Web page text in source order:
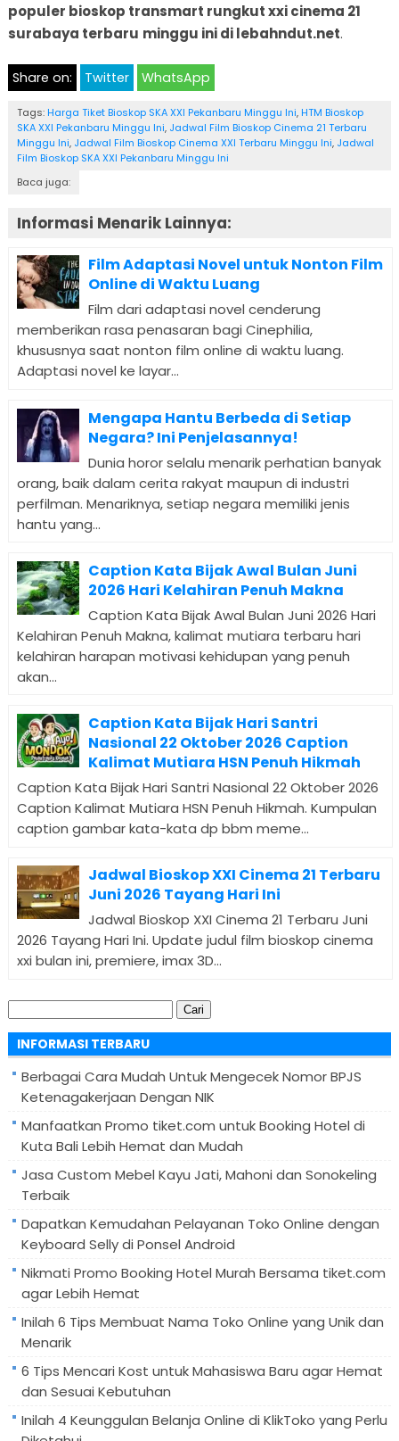
populer bioskop transmart rungkut xxi cinema 21
surabaya terbaru minggu ini di lebahndut.net.
Share on: Twitter WhatsApp
Tags: Harga Tiket Bioskop SKA XXI Pekanbaru Minggu Ini, HTM Bioskop
SKA XXI Pekanbaru Minggu Ini, Jadwal Film Bioskop Cinema 21 Terbaru
Minggu Ini, Jadwal Film Bioskop Cinema XXI Terbaru Minggu Ini, Jadwal
Film Bioskop SKA XXI Pekanbaru Minggu Ini
Baca juga:
Informasi Menarik Lainnya:
Film Adaptasi Novel untuk Nonton Film
Online di Waktu Luang
Film dari adaptasi novel cenderung
memberikan rasa penasaran bagi Cinephilia,
khususnya saat nonton film online di waktu luang.
Adaptasi novel ke layar...
Mengapa Hantu Berbeda di Setiap
Negara? Ini Penjelasannya!
Dunia horor selalu menarik perhatian banyak
orang, baik dalam cerita rakyat maupun di industri
perfilman. Menariknya, setiap negara memiliki jenis
hantu yang...
Caption Kata Bijak Awal Bulan Juni
2026 Hari Kelahiran Penuh Makna
Caption Kata Bijak Awal Bulan Juni 2026 Hari
Kelahiran Penuh Makna, kalimat mutiara terbaru hari
kelahiran harapan motivasi kehidupan yang penuh
akan...
Caption Kata Bijak Hari Santri
Nasional 22 Oktober 2026 Caption
Kalimat Mutiara HSN Penuh Hikmah
Caption Kata Bijak Hari Santri Nasional 22 Oktober 2026
Caption Kalimat Mutiara HSN Penuh Hikmah. Kumpulan
caption gambar kata-kata dp bbm meme...
Jadwal Bioskop XXI Cinema 21 Terbaru
Juni 2026 Tayang Hari Ini
Jadwal Bioskop XXI Cinema 21 Terbaru Juni
2026 Tayang Hari Ini. Update judul film bioskop cinema
xxi bulan ini, premiere, imax 3D...
Cari
untuk:
INFORMASI TERBARU
Berbagai Cara Mudah Untuk Mengecek Nomor BPJS
Ketenagakerjaan Dengan NIK
Manfaatkan Promo tiket.com untuk Booking Hotel di
Kuta Bali Lebih Hemat dan Mudah
Jasa Custom Mebel Kayu Jati, Mahoni dan Sonokeling
Terbaik
Dapatkan Kemudahan Pelayanan Toko Online dengan
Keyboard Selly di Ponsel Android
Nikmati Promo Booking Hotel Murah Bersama tiket.com
agar Lebih Hemat
Inilah 6 Tips Membuat Nama Toko Online yang Unik dan
Menarik
6 Tips Mencari Kost untuk Mahasiswa Baru agar Hemat
dan Sesuai Kebutuhan
Inilah 4 Keunggulan Belanja Online di KlikToko yang Perlu